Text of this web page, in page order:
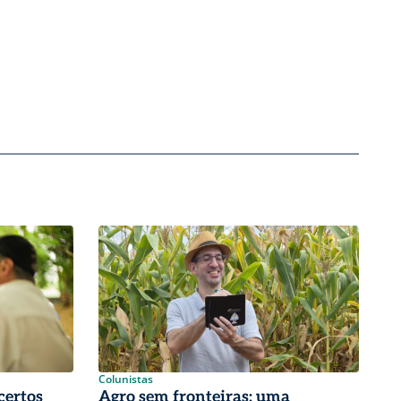
Colunistas
Agro sem fronteiras: uma